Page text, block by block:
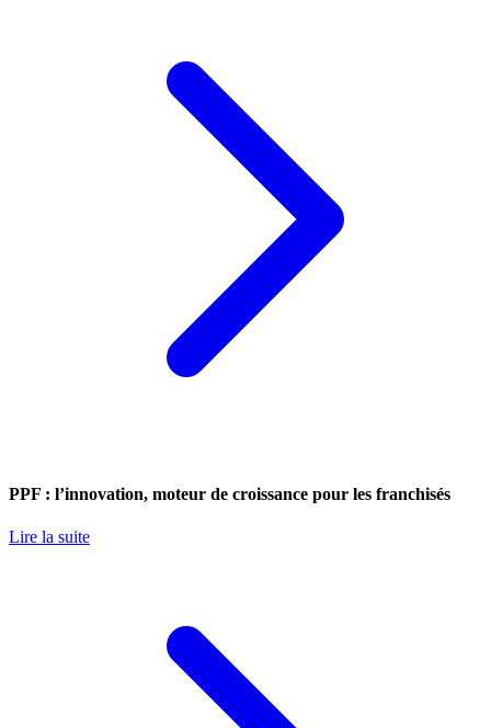
PPF : l’innovation, moteur de croissance pour les franchisés
Lire la suite